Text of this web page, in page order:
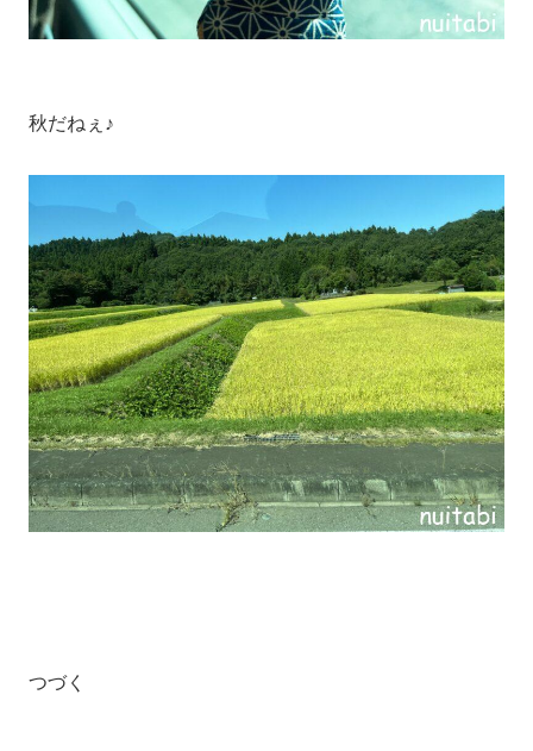
秋だねぇ♪
つづく